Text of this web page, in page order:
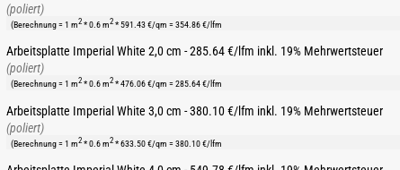
(poliert)
(Berechnung = 1 m2 * 0.6 m2 * 591.43 €/qm = 354.86 €/lfm
Arbeitsplatte Imperial White 2,0 cm - 285.64 €/lfm inkl. 19% Mehrwertsteuer
(poliert)
(Berechnung = 1 m2 * 0.6 m2 * 476.06 €/qm = 285.64 €/lfm
Arbeitsplatte Imperial White 3,0 cm - 380.10 €/lfm inkl. 19% Mehrwertsteuer
(poliert)
(Berechnung = 1 m2 * 0.6 m2 * 633.50 €/qm = 380.10 €/lfm